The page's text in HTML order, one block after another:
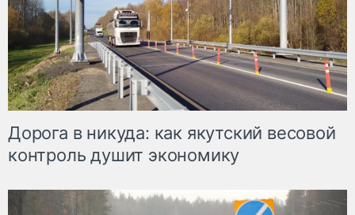
Дорога в никуда: как якутский весовой
контроль душит экономику